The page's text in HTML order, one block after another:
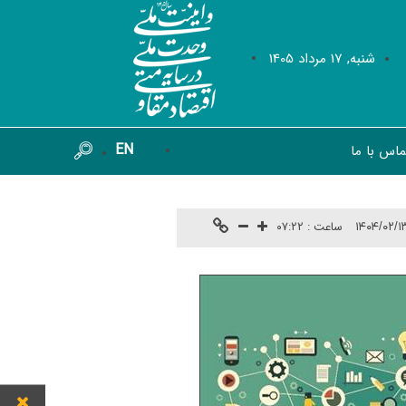
شنبه, 17 مرداد 1405
با ما EN
ساعت : ۰۷:۲۲ ۰۲/۱۳